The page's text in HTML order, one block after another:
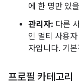
에 한 명만 있
관리자: 다른
인 멀티 사용
자입니다. 기
프로필 카테고리